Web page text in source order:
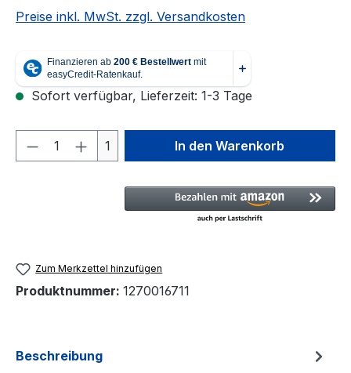
Preise inkl. MwSt. zzgl. Versandkosten
Sofort verfügbar, Lieferzeit: 1-3 Tage
Produkt Anzahl: Gib den
1 In den Warenkorb
Zum Merkzettel hinzufügen
Produktnummer: 1270016711
Beschreibung